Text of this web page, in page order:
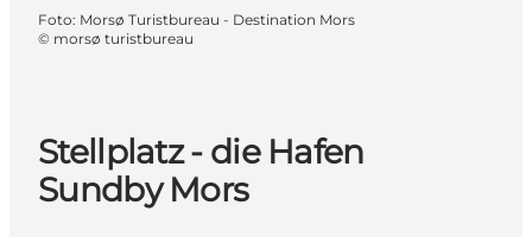
Foto: Morsø Turistbureau - Destination Mors
© morsø turistbureau
Stellplatz - die Hafen
Sundby Mors